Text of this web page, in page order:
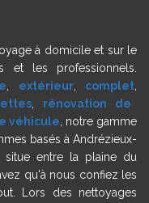
à domicile et sur le
et les professionnels.
, extérieur, complet,
, rénovation de
véhicule, notre gamme
basés à Andrézieux-
situe entre la plaine du
qu'à nous confiez les
Lors des nettoyages